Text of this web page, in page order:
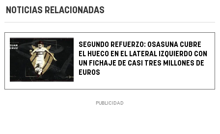
NOTICIAS RELACIONADAS
SEGUNDO REFUERZO: OSASUNA CUBRE
EL HUECO EN EL LATERAL IZQUIERDO CON
UN FICHAJE DE CASI TRES MILLONES DE
EUROS